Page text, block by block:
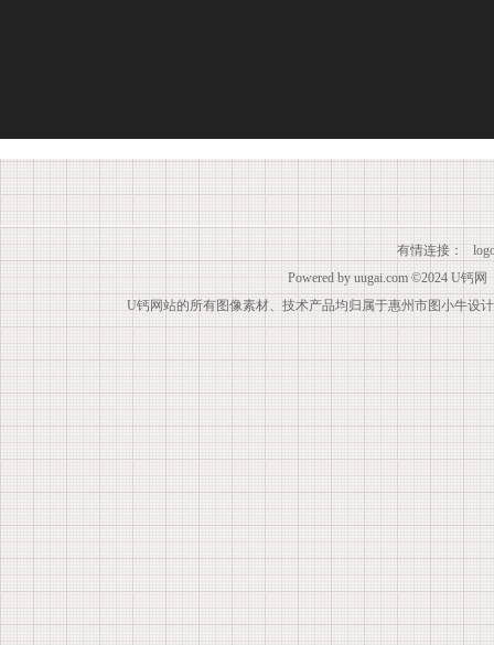
有情连接：
Powered by uugai.com ©2024 U钙网
U钙网站的所有图像素材、技术产品均归属于惠州市图小牛设